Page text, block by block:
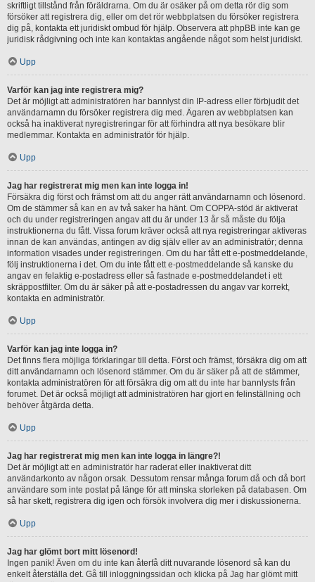
skriftligt tillstånd från föräldrarna. Om du är osäker på om detta rör dig som
försöker att registrera dig, eller om det rör webbplatsen du försöker registrera
dig på, kontakta ett juridiskt ombud för hjälp. Observera att phpBB inte kan ge
juridisk rådgivning och inte kan kontaktas angående något som helst juridiskt.
Upp
Varför kan jag inte registrera mig?
Det är möjligt att administratören har bannlyst din IP-adress eller förbjudit det
användarnamn du försöker registrera dig med. Ägaren av webbplatsen kan
också ha inaktiverat nyregistreringar för att förhindra att nya besökare blir
medlemmar. Kontakta en administratör för hjälp.
Upp
Jag har registrerat mig men kan inte logga in!
Försäkra dig först och främst om att du anger rätt användarnamn och lösenord.
Om de stämmer så kan en av två saker ha hänt. Om COPPA-stöd är aktiverat
och du under registreringen angav att du är under 13 år så måste du följa
instruktionerna du fått. Vissa forum kräver också att nya registreringar aktiveras
innan de kan användas, antingen av dig själv eller av an administratör; denna
information visades under registreringen. Om du har fått ett e-postmeddelande,
följ instruktionerna i det. Om du inte fått ett e-postmeddelande så kanske du
angav en felaktig e-postadress eller så fastnade e-postmeddelandet i ett
skräppostfilter. Om du är säker på att e-postadressen du angav var korrekt,
kontakta en administratör.
Upp
Varför kan jag inte logga in?
Det finns flera möjliga förklaringar till detta. Först och främst, försäkra dig om att
ditt användarnamn och lösenord stämmer. Om du är säker på att de stämmer,
kontakta administratören för att försäkra dig om att du inte har bannlysts från
forumet. Det är också möjligt att administratören har gjort en felinställning och
behöver åtgärda detta.
Upp
Jag har registrerat mig men kan inte logga in längre?!
Det är möjligt att en administratör har raderat eller inaktiverat ditt
användarkonto av någon orsak. Dessutom rensar många forum då och då bort
användare som inte postat på länge för att minska storleken på databasen. Om
så har skett, registrera dig igen och försök involvera dig mer i diskussionerna.
Upp
Jag har glömt bort mitt lösenord!
Ingen panik! Även om du inte kan återfå ditt nuvarande lösenord så kan du
enkelt återställa det. Gå till inloggningssidan och klicka på Jag har glömt mitt